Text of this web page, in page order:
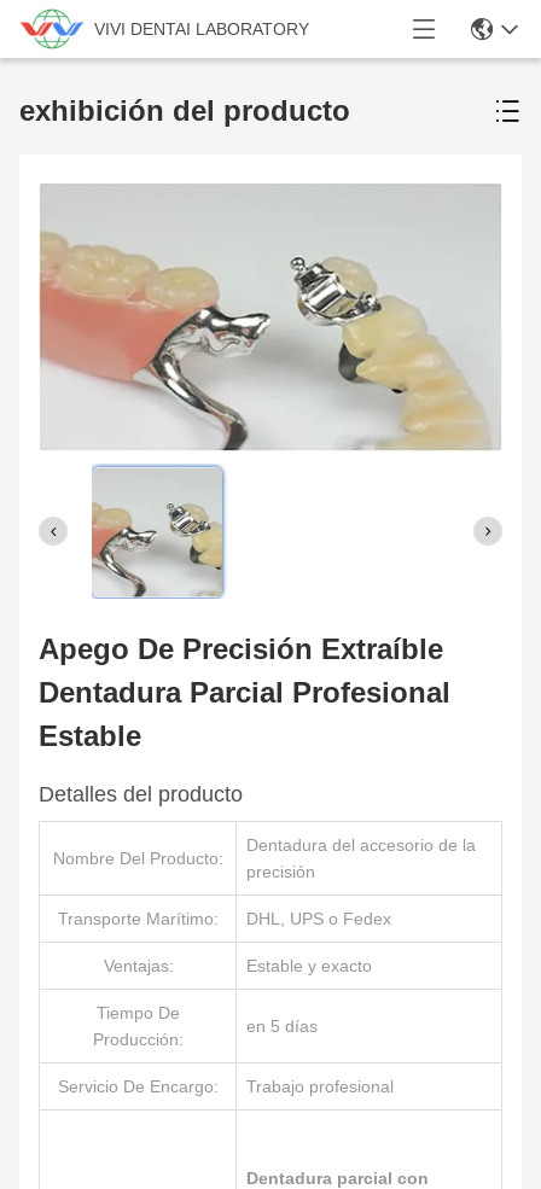
VIVI DENTAI LABORATORY
exhibición del producto
Apego De Precisión Extraíble
Dentadura Parcial Profesional
Estable
Detalles del producto
Nombre Del Producto:
Dentadura del accesorio de la
precisión
Transporte Marítimo: DHL, UPS o Fedex
Ventajas: Estable y exacto
Tiempo De
Producción:
en 5 días
Servicio De Encargo: Trabajo profesional
Dentadura parcial con